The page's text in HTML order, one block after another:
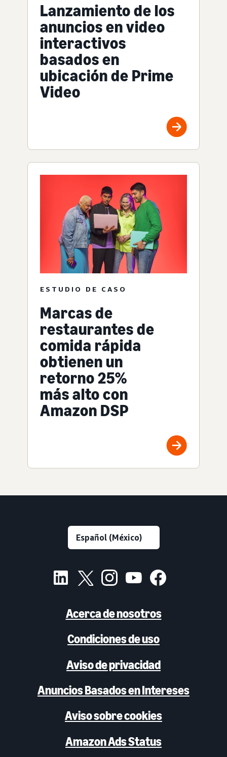
Lanzamiento de los
anuncios en video
interactivos
basados en
ubicación de Prime
Video
ESTUDIO DE CASO
Marcas de
restaurantes de
comida rápida
obtienen un
retorno 25%
más alto con
Amazon DSP
Acerca de nosotros
Condiciones de uso
Aviso de privacidad
Anuncios Basados en Intereses
Aviso sobre cookies
Amazon Ads Status